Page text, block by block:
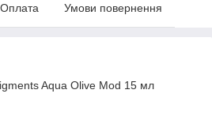
Оплата Умови повернення
Aqua Olive Mod 15 мл